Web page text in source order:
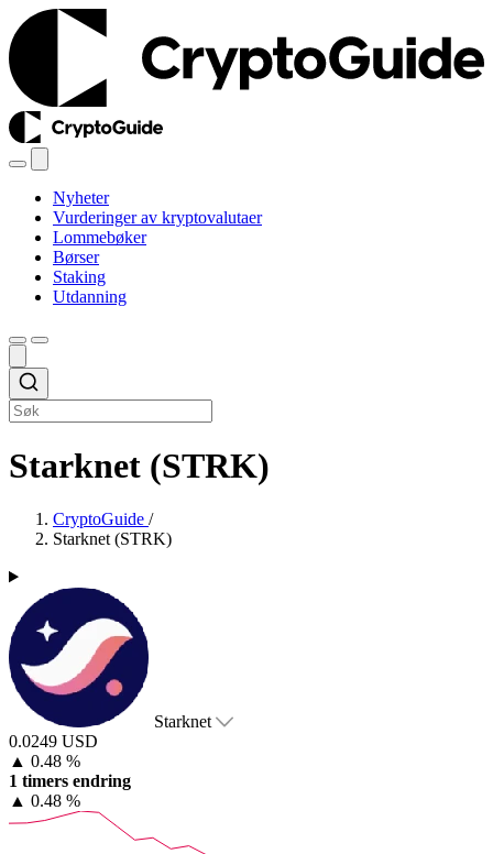
Nyheter
Vurderinger av kryptovalutaer
Lommebøker
Børser
Staking
Utdanning
Starknet (STRK)
CryptoGuide /
Starknet (STRK)
Starknet
0.0249 USD
▲ 0.48 %
1 timers endring
▲ 0.48 %